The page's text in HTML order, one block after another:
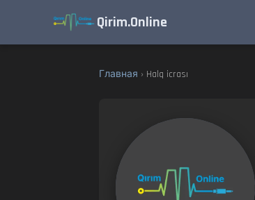
Qirim.Online
Главная › Halq icrası